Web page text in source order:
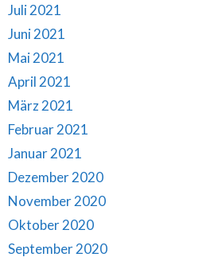
Juli 2021
Juni 2021
Mai 2021
April 2021
März 2021
Februar 2021
Januar 2021
Dezember 2020
November 2020
Oktober 2020
September 2020